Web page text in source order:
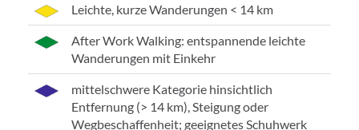
Leichte, kurze Wanderungen < 14 km
After Work Walking: entspannende leichte
Wanderungen mit Einkehr
mittelschwere Kategorie hinsichtlich
Entfernung (> 14 km), Steigung oder
Wegbeschaffenheit; geeignetes Schuhwerk